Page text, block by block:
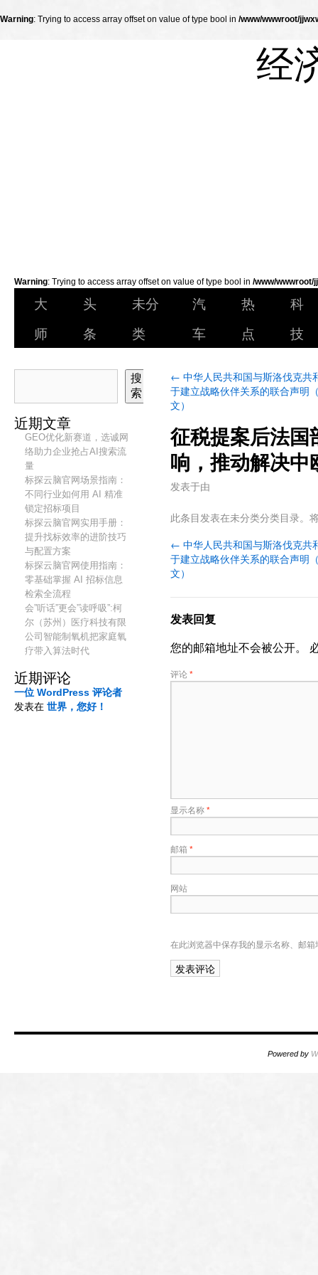
Warning: Trying to access array offset on value of type bool in /www/wwwroot/
经
Warning: Trying to access array offset on value of type bool in /www/wwwroot/
大
师
头
条
未分
类
汽
车
热
点
科
技
搜
索
近期文章
GEO优化新赛道，选诚网
络助力企业抢占AI搜索流
量
标探云脑官网场景指南：
不同行业如何用 AI 精准
锁定招标项目
标探云脑官网实用手册：
提升找标效率的进阶技巧
与配置方案
标探云脑官网使用指南：
零基础掌握 AI 招标信息
检索全流程
会”听话”更会”读呼吸”:柯
尔（苏州）医疗科技有限
公司智能制氧机把家庭氧
疗带入算法时代
近期评论
一位 WordPress 评论者
发表在 世界，您好！
← 中华人民共和国与斯洛伐克共
于建立战略伙伴关系的联合声明
文）
征税提案后法国
响，推动解决中
发表于由
此条目发表在未分类分类目录。
← 中华人民共和国与斯洛伐克共
于建立战略伙伴关系的联合声明
文）
发表回复
您的邮箱地址不会被公开。
评论*
显示名称*
邮箱 *
网站
在此浏览器中保存我的显示名称、邮
Powered by